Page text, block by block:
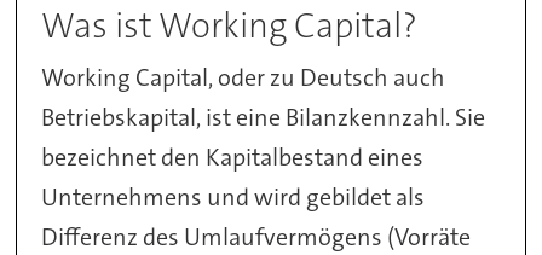
Was ist Working Capital?
Working Capital, oder zu Deutsch auch
Betriebskapital, ist eine Bilanzkennzahl. Sie
bezeichnet den Kapitalbestand eines
Unternehmens und wird gebildet als
Differenz des Umlaufvermögens (Vorräte